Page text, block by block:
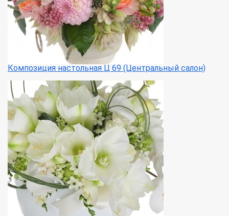
Композиция настольная Ц 69 (Центральный салон)